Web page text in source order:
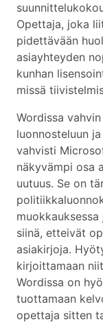
Opettaja, joka
pidettävään
asiayhteyden
kunhan
missä
Wordissa
luonnosteluun
vahvisti
näkyvämpi osa
uutuus. Se on
siinä, etteivät
asiakirjoja.
kirjoittamaan
Wordissa on
tuottamaan
opettaja sitten